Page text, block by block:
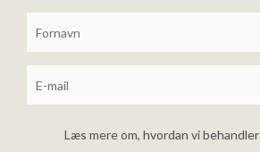
Læs mere om, hvordan vi behandler